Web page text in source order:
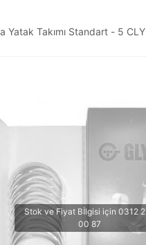
Yatak Takımı Standart - 5 CLY